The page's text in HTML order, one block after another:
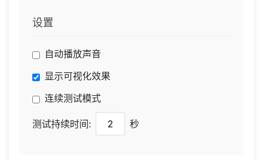
设置
自动播放声音
显示可视化效果
连续测试模式
测试持续时间: 秒